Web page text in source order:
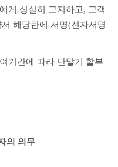
게 성실히 고지하고, 고객
해당란에 서명(전자서명
기간에 따라 단말기 할부
의 의무